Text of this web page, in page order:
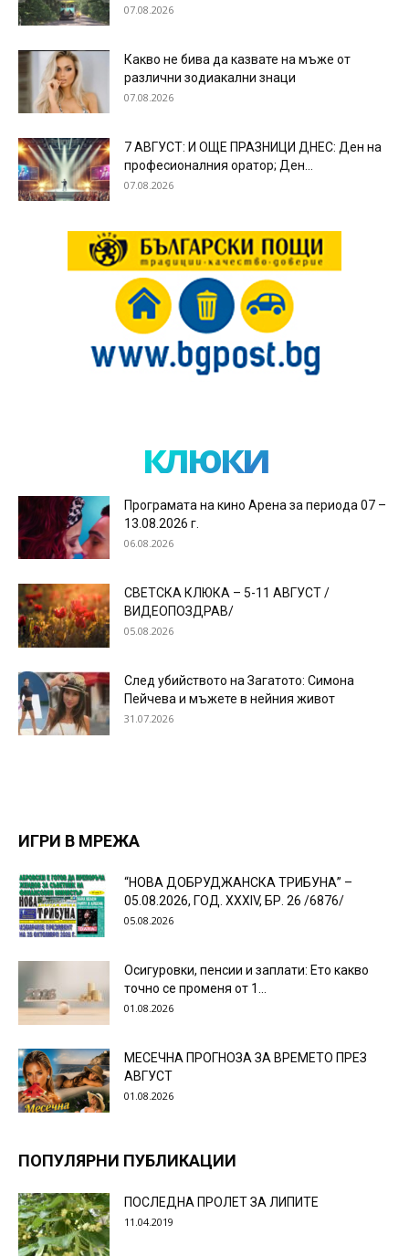
07.08.2026
Какво не бива да казвате на мъже от
различни зодиакални знаци
07.08.2026
7 АВГУСТ: И ОЩЕ ПРАЗНИЦИ ДНЕС: Ден на
професионалния оратор; Ден...
07.08.2026
клюки
Програмата на кино Арена за периода 07 –
13.08.2026 г.
06.08.2026
СВЕТСКА КЛЮКА – 5-11 АВГУСТ /
ВИДЕОПОЗДРАВ/
05.08.2026
След убийството на Загатото: Симона
Пейчева и мъжете в нейния живот
31.07.2026
ИГРИ В МРЕЖА
“НОВА ДОБРУДЖАНСКА ТРИБУНА” –
05.08.2026, ГОД. XXХIV, БР. 26 /6876/
05.08.2026
Осигуровки, пенсии и заплати: Ето какво
точно се променя от 1...
01.08.2026
МЕСЕЧНА ПРОГНОЗА ЗА ВРЕМЕТО ПРЕЗ
АВГУСТ
01.08.2026
ПОПУЛЯРНИ ПУБЛИКАЦИИ
ПОСЛЕДНА ПРОЛЕТ ЗА ЛИПИТЕ
11.04.2019